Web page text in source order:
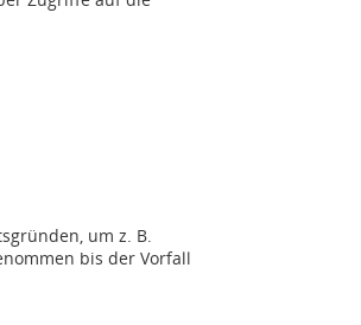
um z. B.
bis der Vorfall